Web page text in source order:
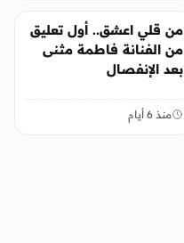
من قلي اعشق.. أول تعليق
من الفنانة فاطمة مثنى
بعد الإنفصال
منذ 6 أيام